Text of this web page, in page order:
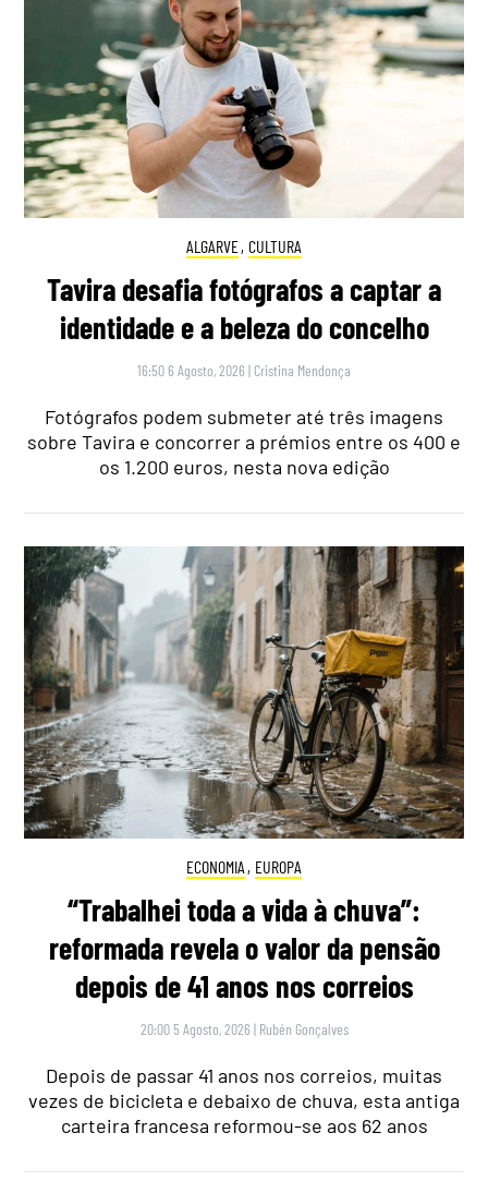
ALGARVE, CULTURA
Tavira desafia fotógrafos a captar a
identidade e a beleza do concelho
16:50 6 Agosto, 2026 | Cristina Mendonça
Fotógrafos podem submeter até três imagens
sobre Tavira e concorrer a prémios entre os 400 e
os 1.200 euros, nesta nova edição
ECONOMIA , EUROPA
“Trabalhei toda a vida à chuva”:
reformada revela o valor da pensão
depois de 41 anos nos correios
20:00 5 Agosto, 2026 | Rubén Gonçalves
Depois de passar 41 anos nos correios, muitas
vezes de bicicleta e debaixo de chuva, esta antiga
carteira francesa reformou-se aos 62 anos